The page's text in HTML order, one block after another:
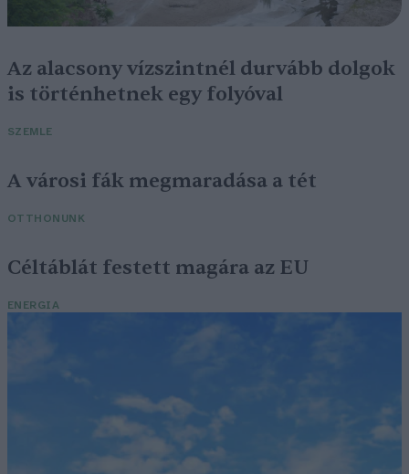
Az alacsony vízszintnél durvább dolgok
is történhetnek egy folyóval
SZEMLE
A városi fák megmaradása a tét
OTTHONUNK
Céltáblát festett magára az EU
ENERGIA